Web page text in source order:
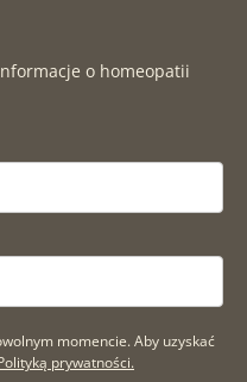
o homeopatii
momencie. Aby uzyskać
prywatności.